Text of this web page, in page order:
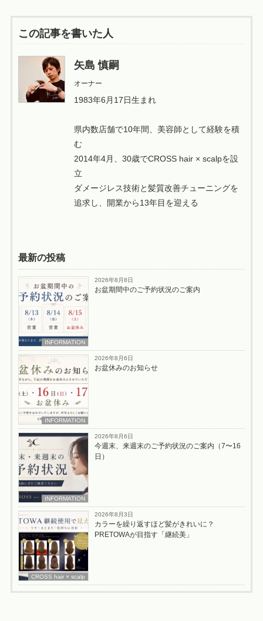
この記事を書いた人
矢島 慎嗣
オーナー
1983年6月17日生まれ
県内数店舗で10年間、美容師として経験を積
む
2014年4月、30歳でCROSS hair × scalpを設
立
ダメージレス技術と髪質改善チューニングを
追求し、開業から13年目を迎える
最新の投稿
INFORMATION
2026年8月8日
お盆期間中のご予約状況のご案内
INFORMATION
2026年8月6日
お盆休みのお知らせ
INFORMATION
2026年8月6日
今週末、来週末のご予約状況のご案内（7〜16
日）
CROSS hair × scalp
2026年8月3日
カラーを繰り返すほど髪がきれいに？
PRETOWAが目指す「継続美」